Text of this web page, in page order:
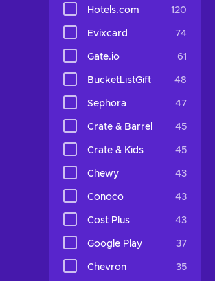
Hotels.com 120
Evixcard 74
Gate.io 61
BucketListGift 48
Sephora 47
Crate & Barrel 45
Crate & Kids 45
Chewy 43
Conoco 43
Cost Plus 43
Google Play 37
Chevron 35